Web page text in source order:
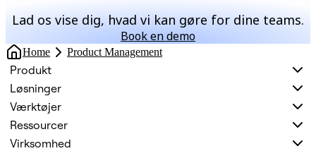
Lad os vise dig, hvad vi kan gøre for dine teams.
Book en demo
Home Product Management
Produkt
Løsninger
Værktøjer
Ressourcer
Virksomhed